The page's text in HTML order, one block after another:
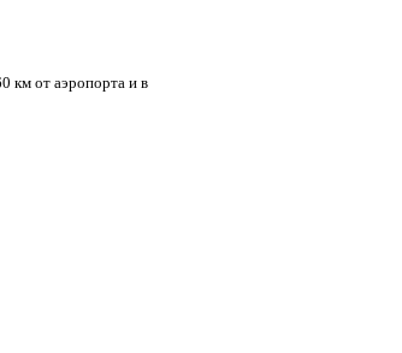
км от аэропорта и в